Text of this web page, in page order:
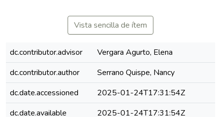
Vista sencilla de ítem
dc.contributor.advisor
Vergara Agurto, Elena
dc.contributor.author
Serrano Quispe, Nancy
dc.date.accessioned
2025-01-24T17:31:54Z
dc.date.available
2025-01-24T17:31:54Z